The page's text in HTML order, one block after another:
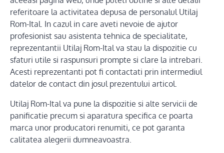
referitoare la activitatea depusa de personalul Utilaj
Rom-Ital. In cazul in care aveti nevoie de ajutor
profesionist sau asistenta tehnica de specialitate,
reprezentantii Utilaj Rom-Ital va stau la dispozitie cu
sfaturi utile si raspunsuri prompte si clare la intrebari.
Acesti reprezentanti pot fi contactati prin intermediul
datelor de contact din josul prezentului articol.
Utilaj Rom-Ital va pune la dispozitie si alte servicii de
panificatie precum si aparatura specifica ce poarta
marca unor producatori renumiti, ce pot garanta
calitatea alegerii dumneavoastra.